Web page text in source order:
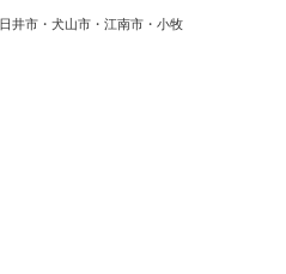
井市・犬山市・江南市・小牧